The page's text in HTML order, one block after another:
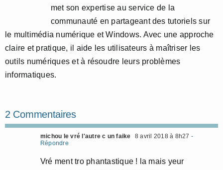
met son expertise au service de la
communauté en partageant des tutoriels sur
le multimédia numérique et Windows. Avec une approche
claire et pratique, il aide les utilisateurs à maîtriser les
outils numériques et à résoudre leurs problèmes
informatiques.
2 Commentaires
michou le vré l'autre c un faike 8 avril 2018 à 8h27 -
Répondre
Vré ment tro phantastique ! la mais yeur